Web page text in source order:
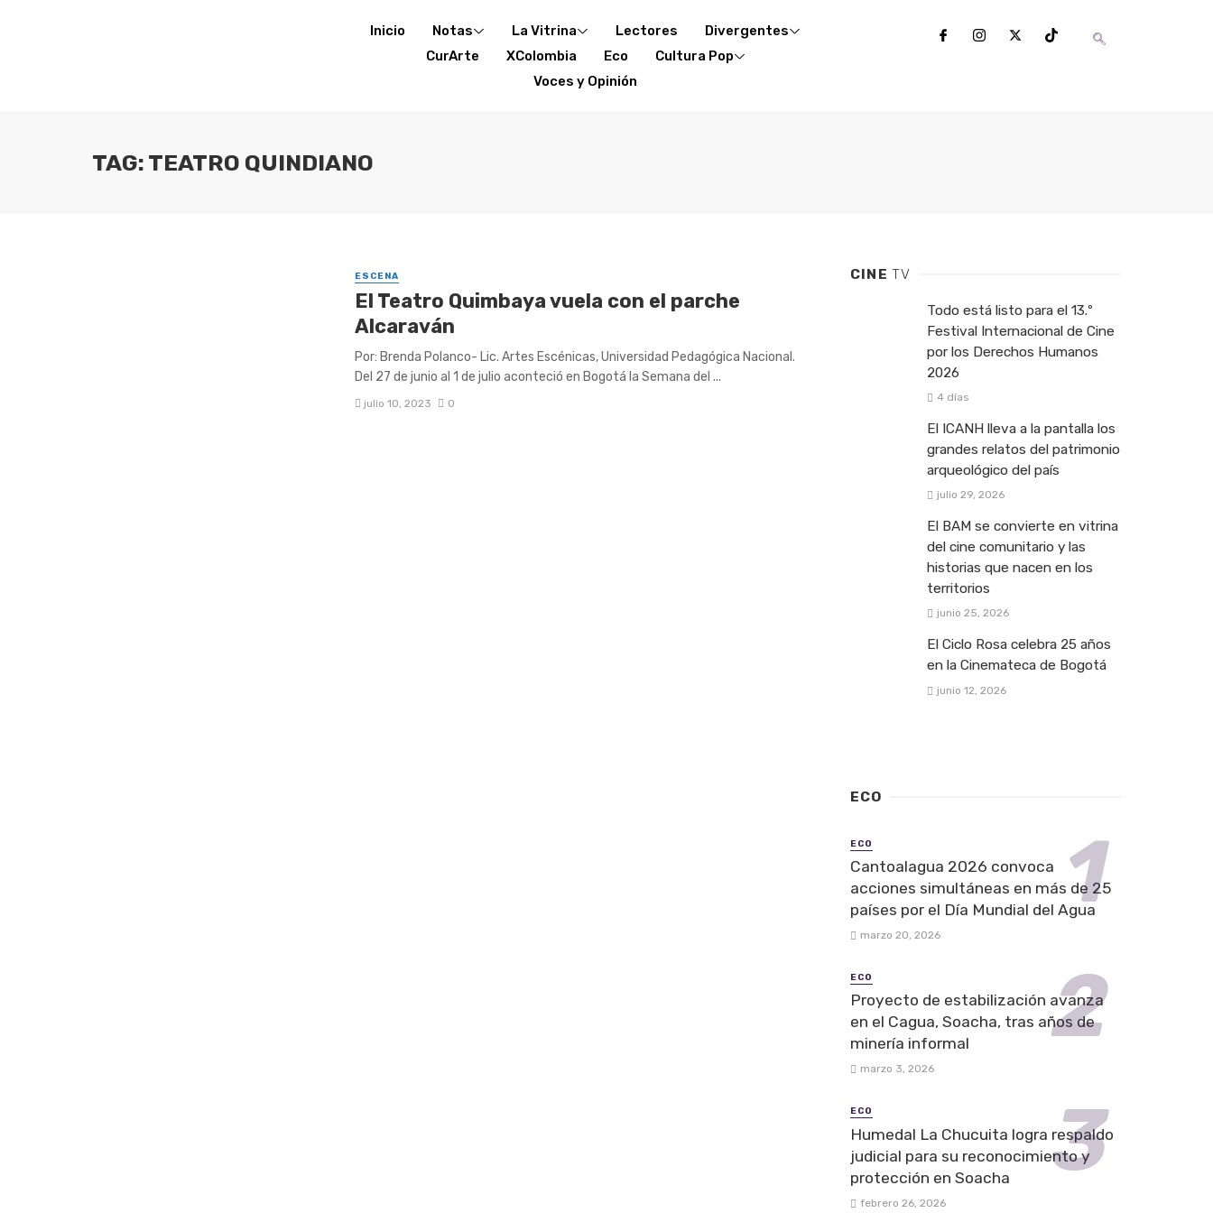
Inicio Notas La Vitrina Lectores
Divergentes
CurArte
XColombia Eco
Cultura Pop
Voces y Opinión
TAG: TEATRO QUINDIANO
ESCENA
El Teatro Quimbaya vuela con el parche
Alcaraván
Por: Brenda Polanco- Lic. Artes Escénicas, Universidad Pedagógica Nacional.
Del 27 de junio al 1 de julio aconteció en Bogotá la Semana del ...
julio 10, 2023 0
CINETV
Todo está listo para el 13.º
Festival Internacional de Cine
por los Derechos Humanos
2026
4 días
El ICANH lleva a la pantalla los
grandes relatos del patrimonio
arqueológico del país
julio 29, 2026
El BAM se convierte en vitrina
del cine comunitario y las
historias que nacen en los
territorios
junio 25, 2026
El Ciclo Rosa celebra 25 años
en la Cinemateca de Bogotá
junio 12, 2026
ECO
ECO
Cantoalagua 2026 convoca
acciones simultáneas en más de 25
países por el Día Mundial del Agua
marzo 20, 2026
ECO
Proyecto de estabilización avanza
en el Cagua, Soacha, tras años de
minería informal
marzo 3, 2026
ECO
Humedal La Chucuita logra respaldo
judicial para su reconocimiento y
protección en Soacha
febrero 26, 2026